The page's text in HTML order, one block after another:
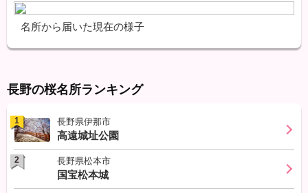
名所から届いた現在の様子
長野の桜名所ランキング
1 長野県伊那市
高遠城址公園
2 長野県松本市
国宝松本城